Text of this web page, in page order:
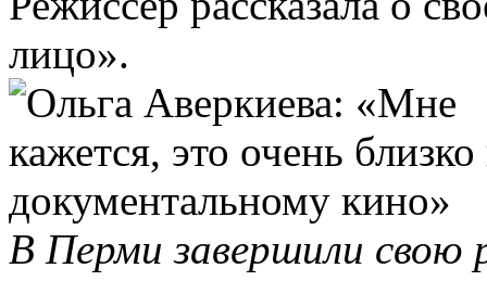
лицо».
В Перми завершили свою